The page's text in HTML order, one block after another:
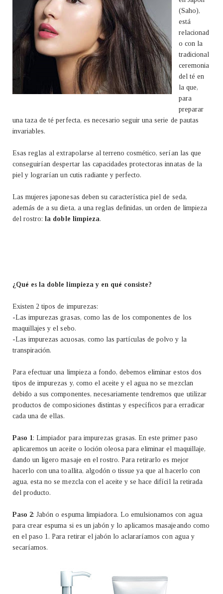
(Saho),
está
relacionad
o con la
tradicional
ceremonia
del té en
la que,
para
preparar
una taza de té perfecta, es necesario seguir una serie de pautas
invariables.
Esas reglas al extrapolarse al terreno cosmético, serían las que
conseguirían despertar las capacidades protectoras innatas de la
piel y lograrían un cutis radiante y perfecto.
Las mujeres japonesas deben su característica piel de seda,
además de a su dieta, a una reglas definidas, un orden de limpieza
del rostro:la doble limpieza.
¿Qué es la doble limpieza y en qué consiste?
Existen 2 tipos de impurezas:
-Las impurezas grasas, como las de los componentes de los
maquillajes y el sebo.
-Las impurezas acuosas, como las partículas de polvo y la
transpiración.
Para efectuar una limpieza a fondo, debemos eliminar estos dos
tipos de impurezas y, como el aceite y el agua no se mezclan
debido a sus componentes, necesariamente tendremos que utilizar
productos de composiciones distintas y específicos para erradicar
cada una de ellas.
Paso 1 : Limpiador para impurezas grasas. En este primer paso
aplicaremos un aceite o loción oleosa para eliminar el maquillaje,
dando un ligero masaje en el rostro. Para retirarlo es mejor
hacerlo con una toallita, algodón o tissue ya que al hacerlo con
agua, esta no se mezcla con el aceite y se hace difícil la retirada
del producto.
Paso 2: Jabón o espuma limpiadora. Lo emulsionamos con agua
para crear espuma si es un jabón y lo aplicamos masajeando como
en el paso 1. Para retirar el jabón lo aclararíamos con agua y
secaríamos.